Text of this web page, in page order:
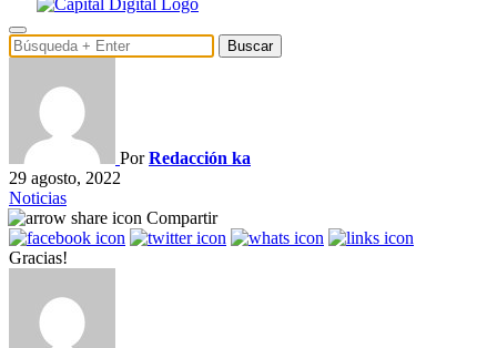
Buscar
PorRedacción ka
29 agosto, 2022
Noticias
Compartir
Gracias!